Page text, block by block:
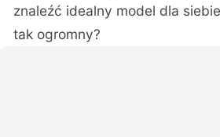
znaleźć idealny model dla
tak ogromny?